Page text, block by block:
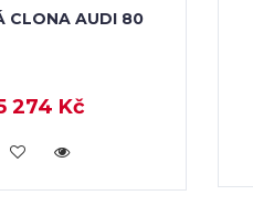
CLONA AUDI 80
274 Kč
KOUPIT